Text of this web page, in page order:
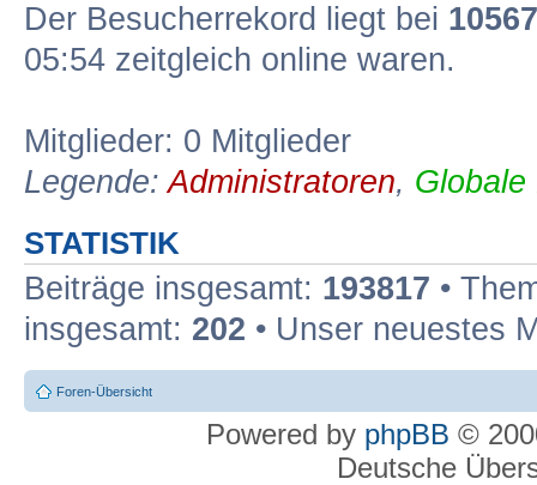
Der Besucherrekord liegt bei 10567
05:54 zeitgleich online waren.
Mitglieder: 0 Mitglieder
Legende:Administratoren, Globale
STATISTIK
Beiträge insgesamt: 193817 •
insgesamt: 202 • Unser neuestes
Foren-Übersicht
Powered by phpBB ©
Deutsche